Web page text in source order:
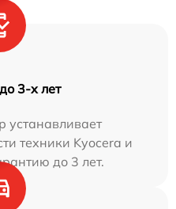
3-х лет
устанавливает
техники Kyocera и
до 3 лет.